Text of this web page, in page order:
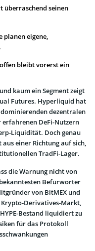
überraschend seinen
planen eigene,
bleibt vorerst ein
kaum ein Segment zeigt
Futures. Hyperliquid hat
dominierenden dezentralen
DeFi-Nutzern
Liquidität. Doch genau
einer Richtung auf sich,
TradFi-Lager.
die Warnung nicht von
Befürworter
von BitMEX und
Derivatives-Markt,
Bestand liquidiert zu
für das Protokoll